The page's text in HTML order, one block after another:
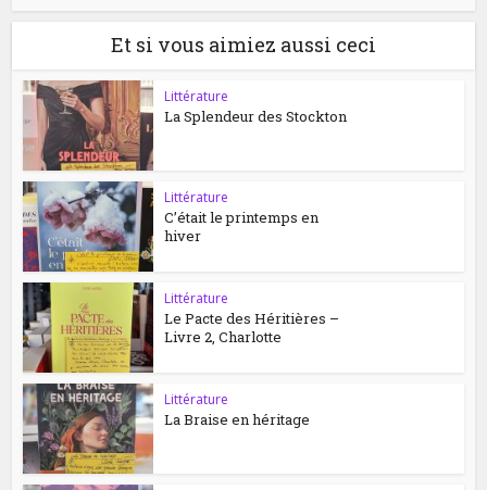
Et si vous aimiez aussi ceci
Littérature
La Splendeur des Stockton
Littérature
C’était le printemps en
hiver
Littérature
Le Pacte des Héritières –
Livre 2, Charlotte
Littérature
La Braise en héritage